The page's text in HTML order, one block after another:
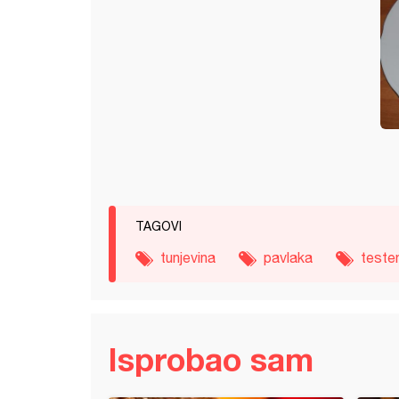
TAGOVI
tunjevina pavlaka
Isprobao sam